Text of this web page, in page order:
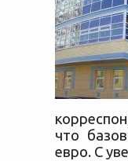
что
евро. С